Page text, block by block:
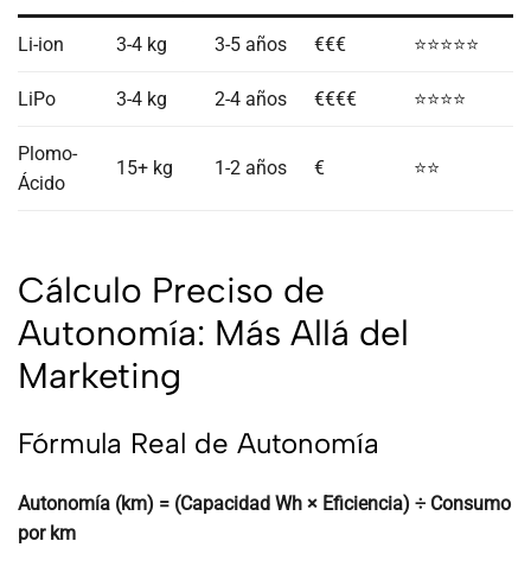
Li-ion 3-4 kg 3-5 años €€€ ⭐⭐⭐⭐⭐
LiPo 3-4 kg 2-4 años €€€€ ⭐⭐⭐⭐
Plomo-
Ácido
15+ kg 1-2 años € ⭐⭐
Cálculo Preciso de
Autonomía: Más Allá del
Marketing
Fórmula Real de Autonomía
Autonomía (km) = (Capacidad Wh × Eficiencia) ÷ Consumo
por km